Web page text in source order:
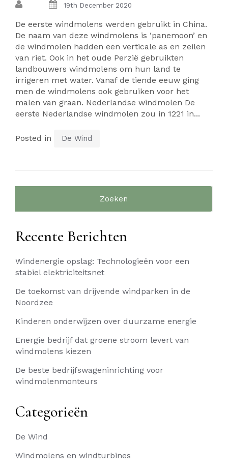
19th December 2020
De eerste windmolens werden gebruikt in China.
De naam van deze windmolens is ‘panemoon’ en
de windmolen hadden een verticale as en zeilen
van riet. Ook in het oude Perzië gebruikten
landbouwers windmolens om hun land te
irrigeren met water. Vanaf de tiende eeuw ging
men de windmolens ook gebruiken voor het
malen van graan. Nederlandse windmolen De
eerste Nederlandse windmolen zou in 1221 in...
Posted in De Wind
Recente Berichten
Windenergie opslag: Technologieën voor een
stabiel elektriciteitsnet
De toekomst van drijvende windparken in de
Noordzee
Kinderen onderwijzen over duurzame energie
Energie bedrijf dat groene stroom levert van
windmolens kiezen
De beste bedrijfswageninrichting voor
windmolenmonteurs
Categorieën
De Wind
Windmolens en windturbines